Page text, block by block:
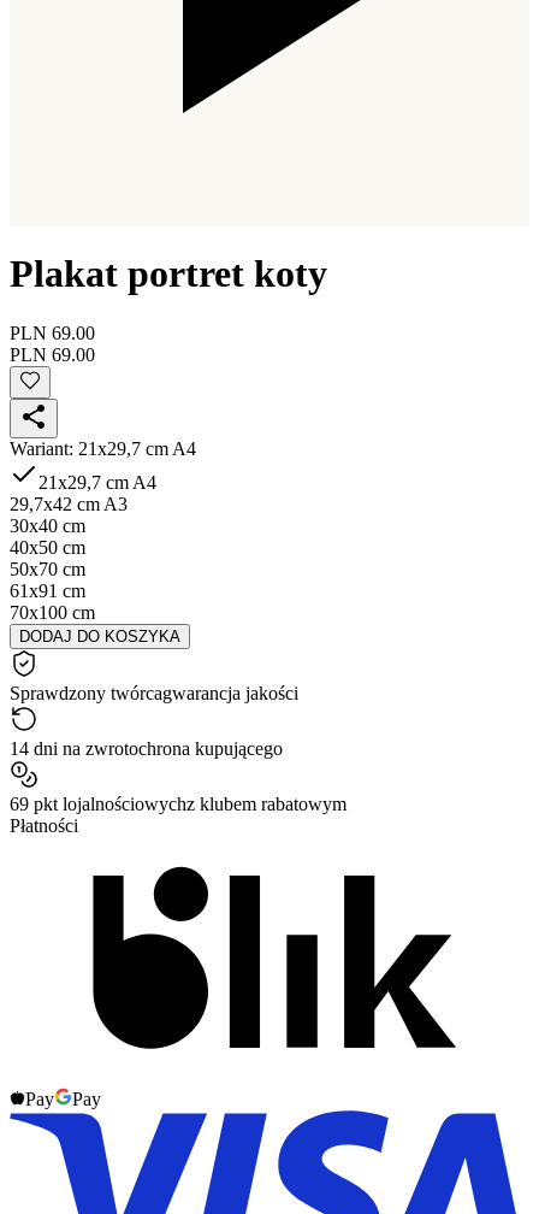
Plakat portret koty
PLN 69.00
PLN 69.00
Wariant: 21x29,7 cm A4
21x29,7 cm A4
29,7x42 cm A3
30x40 cm
40x50 cm
50x70 cm
61x91 cm
70x100 cm
DODAJ DO KOSZYKA
Sprawdzony twórcagwarancja jakości
14 dni na zwrotochrona kupującego
69 pkt lojalnościowychz klubem rabatowym
Płatności
Pay Pay